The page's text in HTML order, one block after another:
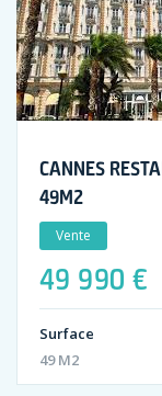
CANNES
49M2
Vente
49 990 €
Surface
49 M2